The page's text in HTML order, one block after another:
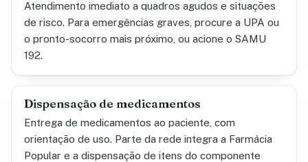
Atendimento imediato a quadros agudos e situações
de risco. Para emergências graves, procure a UPA ou
o pronto-socorro mais próximo, ou acione o SAMU
192.
Dispensação de medicamentos
Entrega de medicamentos ao paciente, com
orientação de uso. Parte da rede integra a Farmácia
Popular e a dispensação de itens do componente